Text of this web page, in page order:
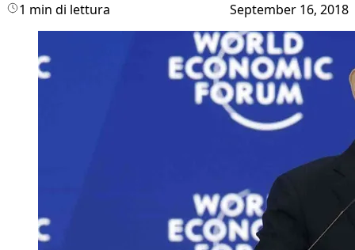
1 min di lettura September 16, 2018